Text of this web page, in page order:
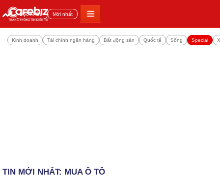
Đọc nhiều Mới nhất
Kinh doanh Tài chính ngân hàng Bất động sản Quốc tế Sống Special
TIN MỚI NHẤT: MUA Ô TÔ